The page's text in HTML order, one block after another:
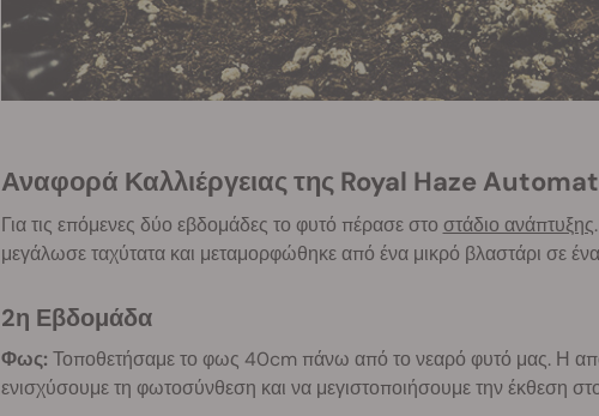
Αναφορά Καλλιέργειας της Royal Haze
Για τις επόμενες δύο εβδομάδες το φυτό πέρασε στο στάδιο ανάπτυξης
μεγάλωσε ταχύτατα και μεταμορφώθηκε από ένα μικρό βλαστάρι σε
2η Εβδομάδα
Φως: Τοποθετήσαμε το φως 40cm πάνω από το νεαρό φυτό μας. Η
ενισχύσουμε τη φωτοσύνθεση και να μεγιστοποιήσουμε την έκθεση